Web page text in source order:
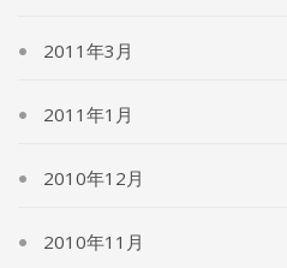
2011年3月
2011年1月
2010年12月
2010年11月